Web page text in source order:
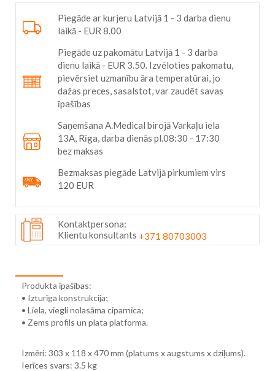
Piegāde ar kurjeru Latvijā 1 - 3 darba dienu
laikā - EUR 8.00
Piegāde uz pakomātu Latvijā 1 - 3 darba
dienu laikā - EUR 3.50. Izvēloties pakomatu,
pievērsiet uzmanību āra temperatūrai, jo
dažas preces, sasalstot, var zaudēt savas
īpašības
Saņemšana A.Medical birojā Varkaļu iela
13A, Rīga, darba dienās pl.08:30 - 17:30
bez maksas
Bezmaksas piegāde Latvijā pirkumiem virs
120 EUR
Kontaktpersona:
Klientu konsultants +371 80703003
Produkta īpašības:
• Izturīga konstrukcija;
• Liela, viegli nolasāma ciparnīca;
• Zems profils un plata platforma.
Izmēri: 303 x 118 x 470 mm (platums x augstums x dziļums).
Ierīces svars: 3.5 kg